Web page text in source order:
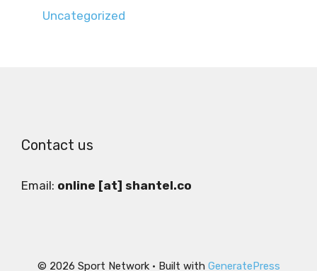
Uncategorized
Contact us
Email: online [at] shantel.co
© 2026 Sport Network• Built with GeneratePress